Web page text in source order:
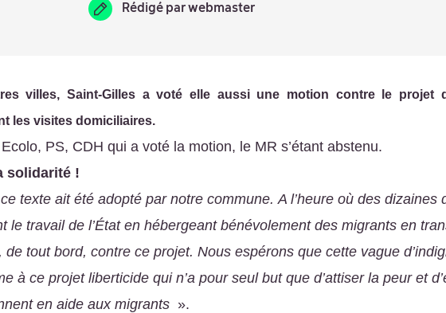
Rédigé parwebmaster
villes, Saint-Gilles a voté elle aussi une motion contre le projet
les visites domiciliaires.
PS, CDH qui a voté la motion, le MR s’étant abstenu.
solidarité !
texte ait été adopté par notre commune. A l’heure où des dizaines
le travail de l’État en hébergeant bénévolement des migrants en
de tout bord, contre ce projet. Nous espérons que cette vague
à ce projet liberticide qui n’a pour seul but que d’attiser la peur et
en aide aux migrants ».